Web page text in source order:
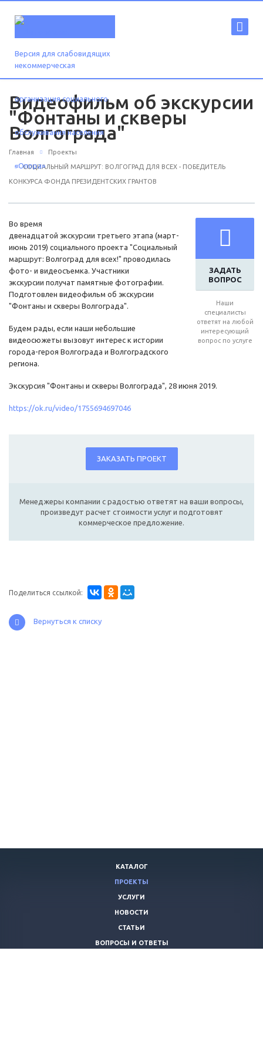
Версия для слабовидящих
Видеофильм об экскурсии
"Фонтаны и скверы
Волгограда"
Главная Проекты
СОЦИАЛЬНЫЙ МАРШРУТ: ВОЛГОГРАД ДЛЯ ВСЕХ - ПОБЕДИТЕЛЬ
КОНКУРСА ФОНДА ПРЕЗИДЕНТСКИХ ГРАНТОВ
ЗАДАТЬ
ВОПРОС
Наши
специалисты
ответят на любой
интересующий
вопрос по услуге
Во время
двенадцатой экскурсии третьего этапа (март-
июнь 2019) социального проекта "Социальный
маршрут: Волгоград для всех!" проводилась
фото- и видеосъемка. Участники
экскурсии получат памятные фотографии.
Подготовлен видеофильм об экскурсии
"Фонтаны и скверы Волгограда".
Будем рады, если наши небольшие
видеосюжеты вызовут интерес к истории
города-героя Волгограда и Волгоградского
региона.
Экскурсия "Фонтаны и скверы Волгограда", 28 июня 2019.
https://ok.ru/video/1755694697046
ЗАКАЗАТЬ ПРОЕКТ
Менеджеры компании с радостью ответят на ваши вопросы,
произведут расчет стоимости услуг и подготовят
коммерческое предложение.
Поделиться ссылкой:
Вернуться к списку
КАТАЛОГ
ПРОЕКТЫ
УСЛУГИ
НОВОСТИ
СТАТЬИ
ВОПРОСЫ И ОТВЕТЫ